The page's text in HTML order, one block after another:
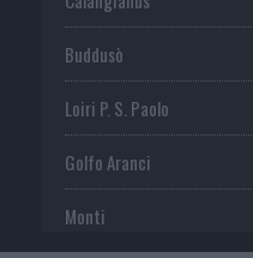
Buddusò
Loiri P. S. Paolo
Golfo Aranci
Monti